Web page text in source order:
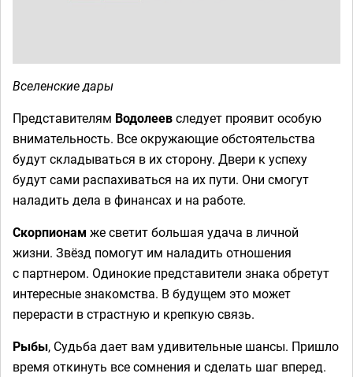
Вселенские дары
Представителям Водолеевследует проявит особую
внимательность. Все окружающие обстоятельства
будут складываться в их сторону. Двери к успеху
будут сами распахиваться на их пути. Они смогут
наладить дела в финансах и на работе.
Скорпионам же светит большая удача в личной
жизни. Звёзд помогут им наладить отношения
с партнером. Одинокие представители знака обретут
интересные знакомства. В будущем это может
перерасти в страстную и крепкую связь.
Рыбы, Судьба дает вам удивительные шансы. Пришло
время откинуть все сомнения и сделать шаг вперед.